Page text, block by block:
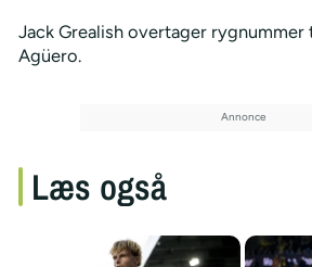
Jack Grealish overtager
Agüero.